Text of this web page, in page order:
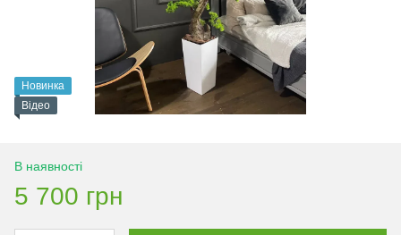
Новинка
Відео
В наявності
5 700 грн